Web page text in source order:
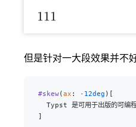
但是针对一大段效果并不好
#skew(ax : - 12deg )[
Typst 是可用于出版的可编程
]